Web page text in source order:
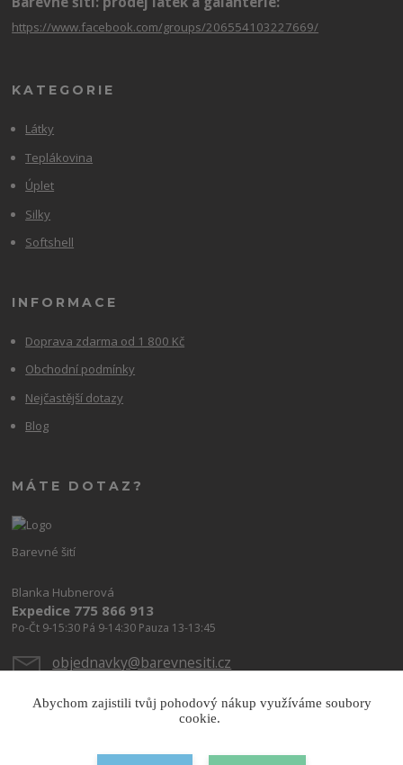
https://www.facebook.com/groups/206554103227669/
KATEGORIE
Látky
Teplákovina
Úplet
Silky
Softshell
INFORMACE
Doprava zdarma od 1 800 Kč
Obchodní podmínky
Nejčastější dotazy
Blog
MÁTE DOTAZ?
Barevné šití
Blanka Hubnerová
Expedice 775 866 913
Po-Čt 9-15:30 Pá 9-14:30 Pauza 13-13:45
objednavky@barevnesiti.cz
Abychom zajistili tvůj pohodový nákup využíváme soubory
cookie.